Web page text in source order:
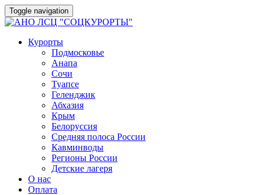
Toggle navigation
Курорты
Подмосковье
Анапа
Сочи
Туапсе
Геленджик
Абхазия
Крым
Белоруссия
Средняя полоса России
Кавминводы
Регионы России
Детские лагеря
О нас
Оплата